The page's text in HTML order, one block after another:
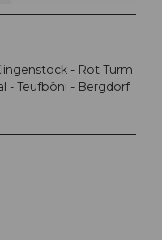
- Rot Turm
- Teufböni - Bergdorf